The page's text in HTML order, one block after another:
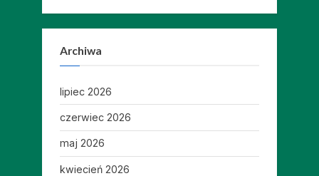
Archiwa
lipiec 2026
czerwiec 2026
maj 2026
kwiecień 2026